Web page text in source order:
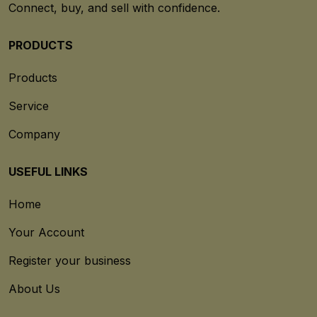
Connect, buy, and sell with confidence.
PRODUCTS
Products
Service
Company
USEFUL LINKS
Home
Your Account
Register your business
About Us